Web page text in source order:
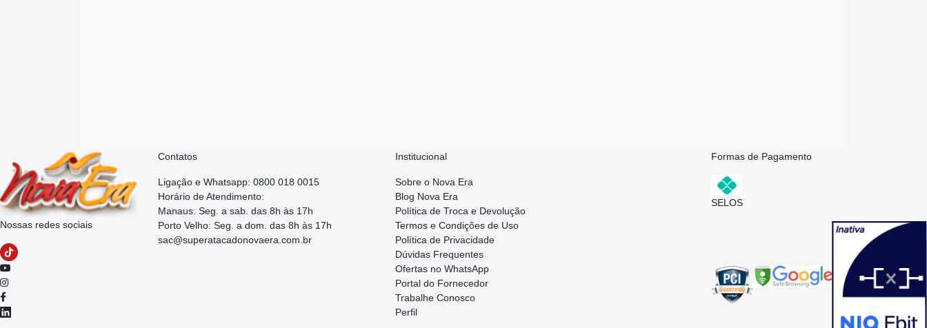
Nossas redes sociais
Contatos
Ligação e Whatsapp: 0800 018 0015
Horário de Atendimento:
Manaus: Seg. a sab. das 8h às 17h
Porto Velho: Seg. a dom. das 8h às 17h
sac@superatacadonovaera.com.br
Institucional
Sobre o Nova Era
Blog Nova Era
Política de Troca e Devolução
Termos e Condições de Uso
Política de Privacidade
Dúvidas Frequentes
Ofertas no WhatsApp
Portal do Fornecedor
Trabalhe Conosco
Perfil
Formas de Pagamento
SELOS